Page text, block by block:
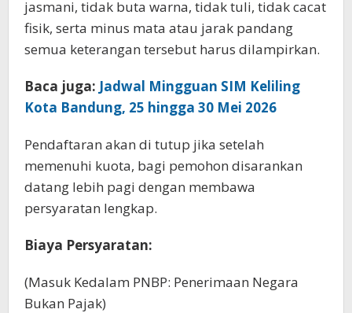
jasmani, tidak buta warna, tidak tuli, tidak cacat
fisik, serta minus mata atau jarak pandang
semua keterangan tersebut harus dilampirkan.
Baca juga: Jadwal Mingguan SIM Keliling
Kota Bandung, 25 hingga 30 Mei 2026
Pendaftaran akan di tutup jika setelah
memenuhi kuota, bagi pemohon disarankan
datang lebih pagi dengan membawa
persyaratan lengkap.
Biaya Persyaratan:
(Masuk Kedalam PNBP: Penerimaan Negara
Bukan Pajak)